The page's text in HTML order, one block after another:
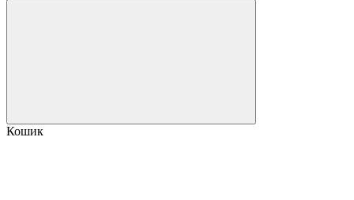
Кошик